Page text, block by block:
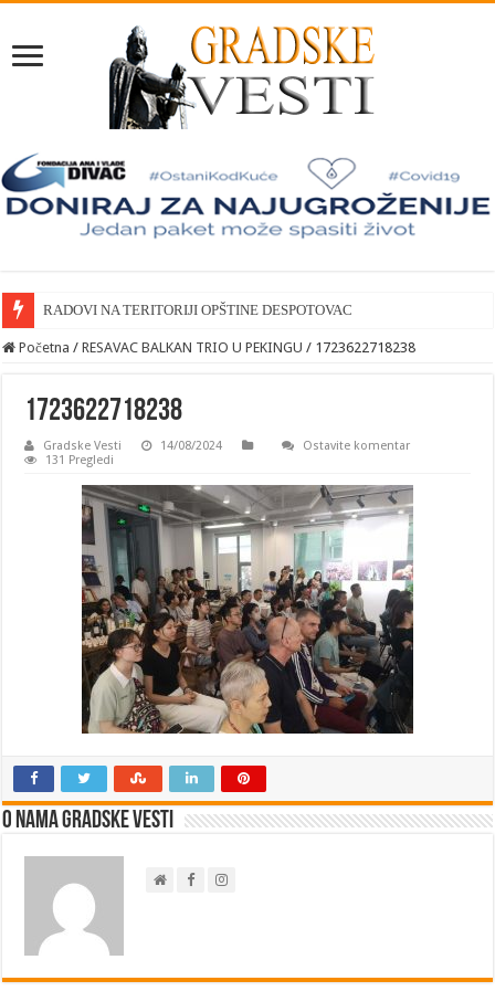
RADOVI NA TERITORIJI OPŠTINE DESPOTOVAC
Početna / RESAVAC BALKAN TRIO U PEKINGU / 1723622718238
1723622718238
Gradske Vesti 14/08/2024
Ostavite komentar
131 Pregledi
O nama Gradske Vesti